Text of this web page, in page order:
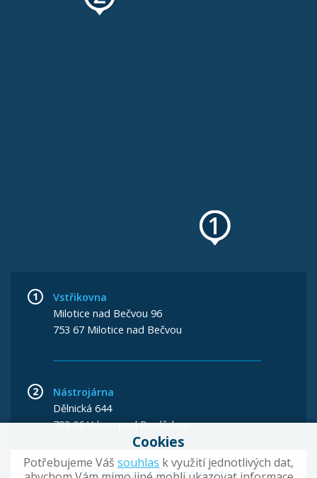
Vstřikovna
Milotice nad Bečvou 96
753 67 Milotice nad Bečvou
Nástrojárna
Dělnická 644
793 26 Vrbno pod Pradědem
Cookies
Potřebujeme Váš souhlas k využití jednotlivých dat,